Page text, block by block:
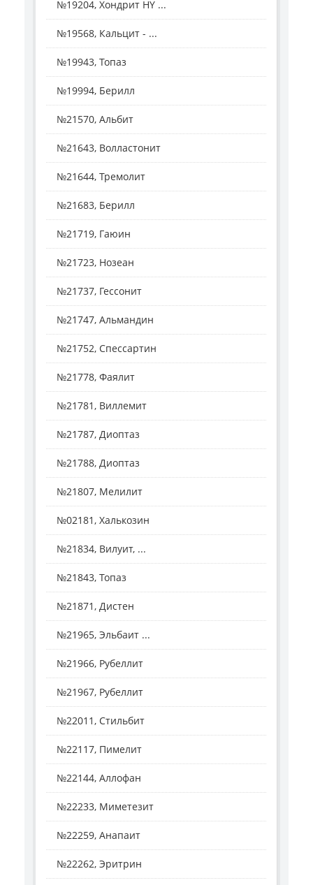
№19204, Хондрит HY ...
№19568, Кальцит - ...
№19943, Топаз
№19994, Берилл
№21570, Альбит
№21643, Волластонит
№21644, Тремолит
№21683, Берилл
№21719, Гаюин
№21723, Нозеан
№21737, Гессонит
№21747, Альмандин
№21752, Спессартин
№21778, Фаялит
№21781, Виллемит
№21787, Диоптаз
№21788, Диоптаз
№21807, Мелилит
№02181, Халькозин
№21834, Вилуит, ...
№21843, Топаз
№21871, Дистен
№21965, Эльбаит ...
№21966, Рубеллит
№21967, Рубеллит
№22011, Стильбит
№22117, Пимелит
№22144, Аллофан
№22233, Миметезит
№22259, Анапаит
№22262, Эритрин